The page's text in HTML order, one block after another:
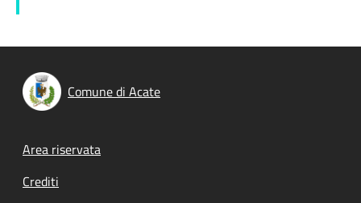
Comune di Acate
Footer menu
Area riservata
Crediti